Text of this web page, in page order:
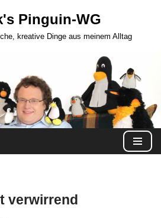
Pinguin-WG
kreative Dinge aus meinem Alltag
verwirrend